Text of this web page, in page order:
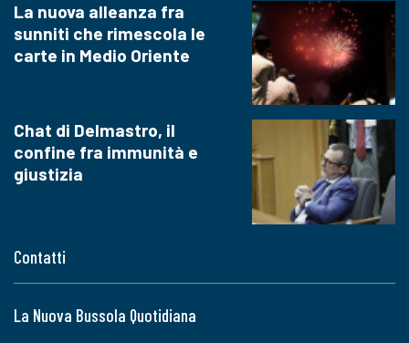
Contatti
La Nuova Bussola Quotidiana
La nuova alleanza fra
sunniti che rimescola le
carte in Medio Oriente
Chat di Delmastro, il
confine fra immunità e
giustizia